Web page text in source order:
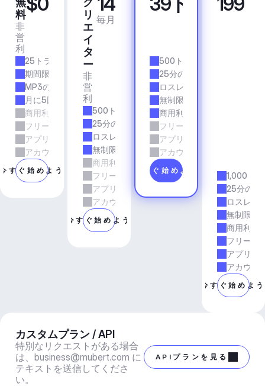
料
非
営
利
25トラック/月
期間限定
MP3の品質
月に5回のダウンロード
商用利用
フリーランスとエージェンシーの仕事
アプリとサービス
アカウントマネージャーのサポート
今すぐ始めよう
リ
エ
イ
タ
ー
非
営
利
毎月
500トラック/月
25分の所要時間
ロスレス品質
無制限のダウンロード
商用利用
フリーランスとエージェンシーの仕事
アプリとサービス
アカウントマネージャーのサポート
今すぐ始めよう
ロ
500トラック/月
25分の所要時間
ロスレス品質
無制限のダウンロード
商用利用
フリーランスとエージェン
アプリとサービス
アカウントマネージャーの
今すぐ始めよう
ジ
1,000ト
25分の所
ロスレス
無制限の
商用利用
フリーラ
アプリと
アカウン
今すぐ始めよう
カスタムプラン / API
特別なリクエストがある場合
は、 business@mubert.com に
テキストを送信してくださ
い。
APIプランを見る